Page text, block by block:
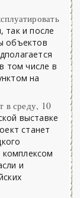
так и после
объектов
том числе в
на
в среду, 10
выставке
станет
и